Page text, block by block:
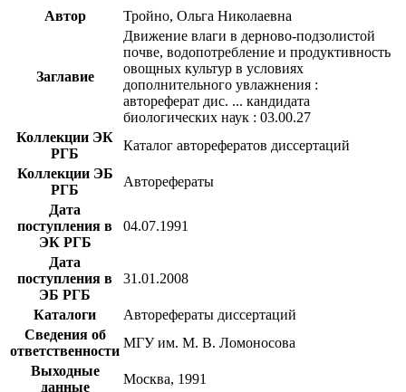
Автор Тройно, Ольга Николаевна
Заглавие
Движение влаги в дерново-подзолистой
почве, водопотребление и продуктивность
овощных культур в условиях
дополнительного увлажнения :
автореферат дис. ... кандидата
биологических наук : 03.00.27
Коллекции ЭК
РГБ
Каталог авторефератов диссертаций
Коллекции ЭБ
РГБ
Авторефераты
Дата
поступления в
ЭК РГБ
04.07.1991
Дата
поступления в
ЭБ РГБ
31.01.2008
Каталоги
Авторефераты диссертаций
Сведения об
ответственности
МГУ им. М. В. Ломоносова
Выходные
данные
Москва, 1991